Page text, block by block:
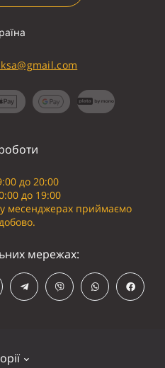
до 20:00
до 19:00
месенджерах приймаємо
мережах: